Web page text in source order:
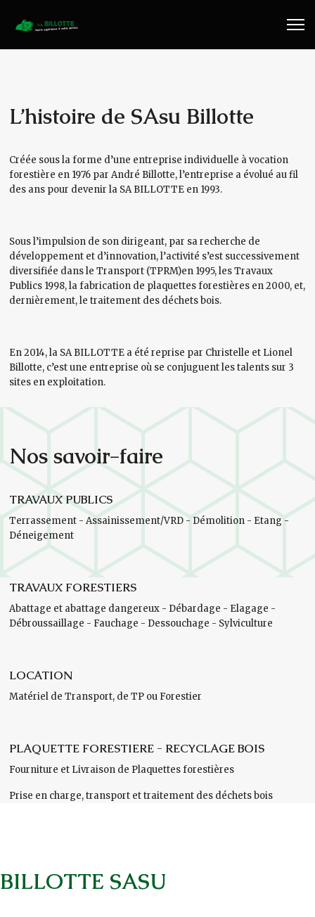
Travaux Forestiers
Traitement de Déchets Bois
Contact
L’histoire de SAsu Billotte
Créée sous la forme d’une entreprise individuelle à vocation
forestière en 1976 par André Billotte, l’entreprise a évolué au fil
des ans pour devenir la SA BILLOTTE en 1993.
Sous l’impulsion de son dirigeant, par sa recherche de
développement et d’innovation, l’activité s’est successivement
diversifiée dans le Transport (TPRM)en 1995, les Travaux
Publics 1998, la fabrication de plaquettes forestières en 2000, et,
dernièrement, le traitement des déchets bois.
En 2014, la SA BILLOTTE a été reprise par Christelle et Lionel
Billotte, c’est une entreprise où se conjuguent les talents sur 3
sites en exploitation.
Nos savoir-faire
TRAVAUX PUBLICS
Terrassement - Assainissement/VRD - Démolition - Etang -
Déneigement
TRAVAUX FORESTIERS
Abattage et abattage dangereux - Débardage - Elagage -
Débroussaillage - Fauchage - Dessouchage - Sylviculture
LOCATION
Matériel de Transport, de TP ou Forestier
PLAQUETTE FORESTIERE - RECYCLAGE BOIS
Fourniture et Livraison de Plaquettes forestières
Prise en charge, transport et traitement des déchets bois
BILLOTTE SASU